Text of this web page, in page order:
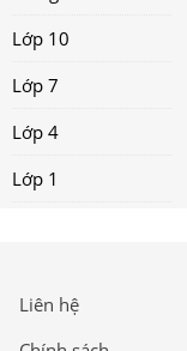
Lớp 10
Lớp 7
Lớp 4
Lớp 1
Liên hệ